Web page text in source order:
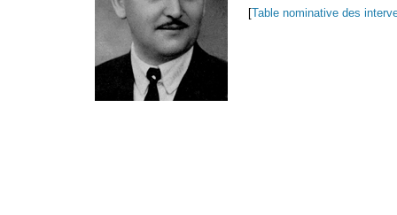
[Table nominative des